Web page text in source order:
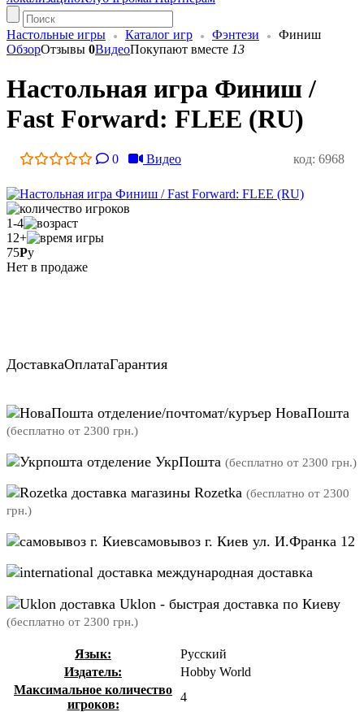
Настольные игры Каталог игр Фэнтези
Финиш
ОбзорОтзывы 0ВидеоПокупают вместе 13
Настольная игра Финиш /
Fast Forward: FLEE (RU)
0 Видео код: 6968
1-4
12+
75Ру
Нет в продаже
ДоставкаОплатаГарантия
отделение/почтомат/куръер НоваПошта
(бесплатно от 2300 грн.)
отделение УкрПошта (бесплатно от 2300 грн.)
магазины Rozetka (бесплатно от 2300
грн.)
самовывоз г. Киев ул. И.Франка 12
международная доставка
Uklon - быстрая доставка по Киеву
(бесплатно от 2300 грн.)
Язык:
Русский
Издатель:
Hobby World
Максимальное количество
игроков:
4